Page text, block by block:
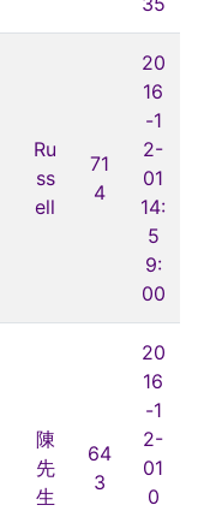
Ru
ss
ell
71
4
20
16
-1
2-
01
14:
5
9:
00
陳
先
生
64
3
20
16
-1
2-
01
0